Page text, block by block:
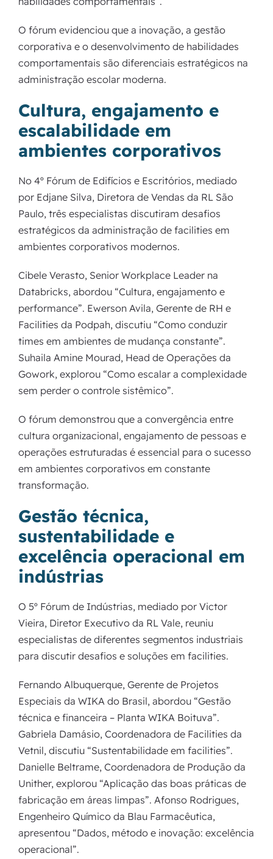
O fórum evidenciou que a inovação, a gestão
corporativa e o desenvolvimento de habilidades
comportamentais são diferenciais estratégicos na
administração escolar moderna.
Cultura, engajamento e
escalabilidade em
ambientes corporativos
No 4º Fórum de Edifícios e Escritórios, mediado
por Edjane Silva, Diretora de Vendas da RL São
Paulo, três especialistas discutiram desafios
estratégicos da administração de facilities em
ambientes corporativos modernos.
Cibele Verasto, Senior Workplace Leader na
Databricks, abordou “Cultura, engajamento e
performance”. Ewerson Avila, Gerente de RH e
Facilities da Podpah, discutiu “Como conduzir
times em ambientes de mudança constante”.
Suhaila Amine Mourad, Head de Operações da
Gowork, explorou “Como escalar a complexidade
sem perder o controle sistêmico”.
O fórum demonstrou que a convergência entre
cultura organizacional, engajamento de pessoas e
operações estruturadas é essencial para o sucesso
em ambientes corporativos em constante
transformação.
Gestão técnica,
sustentabilidade e
excelência operacional em
indústrias
O 5º Fórum de Indústrias, mediado por Victor
Vieira, Diretor Executivo da RL Vale, reuniu
especialistas de diferentes segmentos industriais
para discutir desafios e soluções em facilities.
Fernando Albuquerque, Gerente de Projetos
Especiais da WIKA do Brasil, abordou “Gestão
técnica e financeira – Planta WIKA Boituva”.
Gabriela Damásio, Coordenadora de Facilities da
Vetnil, discutiu “Sustentabilidade em facilities”.
Danielle Beltrame, Coordenadora de Produção da
Unither, explorou “Aplicação das boas práticas de
fabricação em áreas limpas”. Afonso Rodrigues,
Engenheiro Químico da Blau Farmacêutica,
apresentou “Dados, método e inovação: excelência
operacional”.